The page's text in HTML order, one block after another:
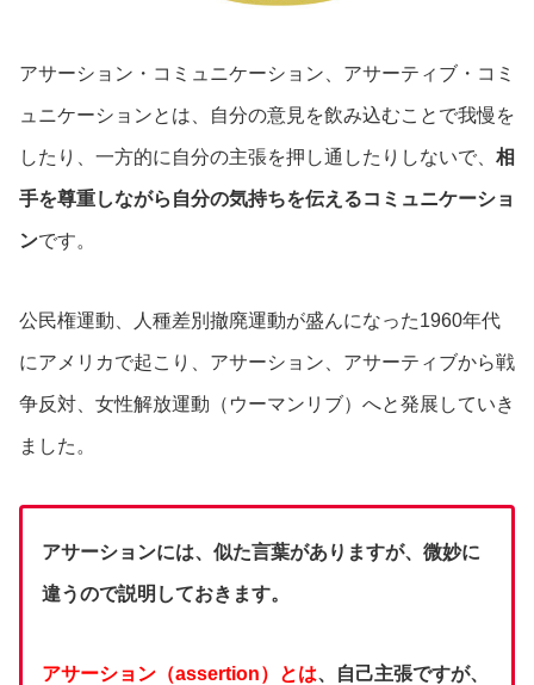
アサーション・コミュニケーション、アサーティブ・コミ
ュニケーションとは、自分の意見を飲み込むことで我慢を
したり、一方的に自分の主張を押し通したりしないで、 相
手を尊重しながら自分の気持ちを伝えるコミュニケーショ
ンです。
公民権運動、人種差別撤廃運動が盛んになった1960年代
にアメリカで起こり、アサーション、アサーティブから戦
争反対、女性解放運動（ウーマンリブ）へと発展していき
ました。
アサーションには、似た言葉がありますが、微妙に
違うので説明しておきます。
アサーション（assertion）とは、自己主張ですが、